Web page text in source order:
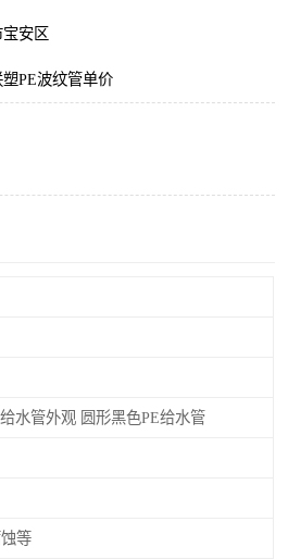
宝安区
PE波纹管单价
水管外观 圆形黑色PE给水管
等